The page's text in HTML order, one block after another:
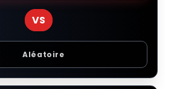
VS
Aléatoire